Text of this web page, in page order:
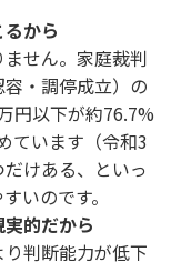
から
ません。家庭裁判
・調停成立）の
円以下が約76.7%
ています（令和3
けある、といっ
いのです。
的だから
判断能力が低下